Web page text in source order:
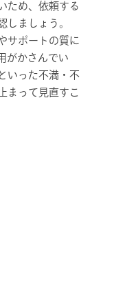
ため、依頼する
しましょう。
サポートの質に
がかさんでい
いった不満・不
まって見直すこ